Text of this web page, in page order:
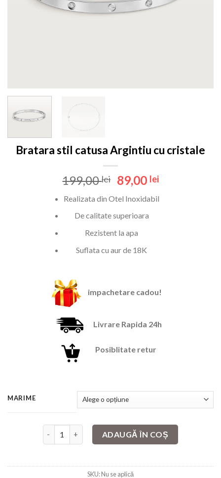
Bratara stil catusa Argintiu cu cristale
199,00lei
Prețul
inițial
a
fost:
199,00 lei.
89,00 leiPrețul
este:
Realizata din Otel Inoxidabil
De calitate superioara
Rezistent la apa
Suflata cu aur de 18K
impachetare cadou!
Livrare Rapida 24h
Posiblitate retur
MARIME
Cantitate Bratara stil catusa Argintiu cu cristale
ADAUGĂ ÎN COȘ
SKU:Nu se aplică